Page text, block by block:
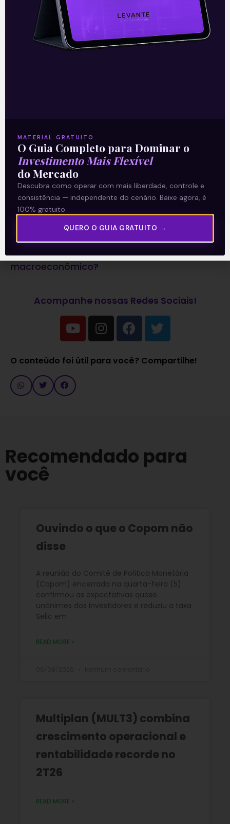
mercado é positivo, apesar de a Bolsa poder
ser afetada no curto prazo por um
movimento de realização de lucros após o
diário: ‘E Eu Com Isso?’. Todos os dias, o time
de analistas da Levante prepara notícias e
análises que impactam seus investimentos.
Clique aqui para receber informações sobre
o mercado financeiro em primeira mão.
Leia também:Você sabe o que é o tripé
macroeconômico?
Acompanhe nossas Redes Sociais!
O conteúdo foi útil para você? Compartilhe!
Recomendado para
você
Ouvindo o que o Copom não
disse
A reunião do Comitê de Política Monetária
(Copom) encerrada na quarta-feira (5)
confirmou as expectativas quase
unânimes dos investidores e reduziu a taxa
Selic em
READ MORE »
Multiplan (MULT3) combina
crescimento operacional e
rentabilidade recorde no
2T26
READ MORE »
MATERIAL GRATUITO
O Guia Completo para Dominar o
Investimento Mais Flexível
do Mercado
Descubra como operar com mais liberdade, controle e
consistência — independente do cenário. Baixe agora, é
100% gratuito.
QUERO O GUIA GRATUITO →